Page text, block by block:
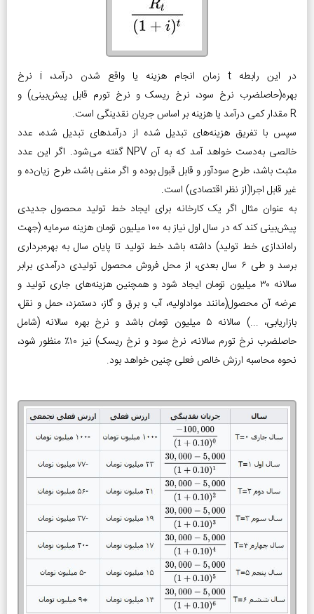
در این رابطه t زمان انجام هزینه یا واقع شدن درآمد، i نرخ
بهره(حاصلضرب نرخ سود، نرخ ریسک و نرخ تورم قابل پیش‌بینی) و
R مقدار کمی درآمد یا هزینه بر اساس جریان نقدینگی است.
سپس با تفریق هزینه‌های تبدیل شده از درآمدهای تبدیل شده، عدد
خالصی به‌دست خواهد آمد که به آن NPV گفته می‌شود. اگر این عدد
مثبت باشد، طرح سودآور و قابل قبول بوده و اگر منفی باشد، طرح زیان‌ده و
غیر قابل اجرا(از نظر اقتصادی) است.
به عنوان مثال اگر یک کارخانه برای ایجاد خط تولید محصول جدیدی
پیش‌بینی کند که در سال اول نیاز به ۱۰۰ میلیون تومان هزینه سرمایه (جهت
راه‌اندازی خط تولید) داشته باشد خط تولید تا پایان سال به بهره‌برداری
برسد و طی ۶ سال بعدی، از محل فروش محصول تولیدی درآمدی برابر
سالانه ۳۰ میلیون تومان ایجاد شود و همچنین هزینه‌های جاری تولید و
عرضه آن محصول(مانند مواداولیه، آب و برق و گاز، دستمزد، حمل و نقل،
بازاریابی، ...) سالانه ۵ میلیون تومان باشد و نرخ بهره سالانه (شامل
حاصلضرب نرخ تورم سالانه، نرخ سود و نرخ ریسک) نیز ۱۰٪ منظور شود،
نحوه محاسبه ارزش خالص فعلی چنین خواهد بود.